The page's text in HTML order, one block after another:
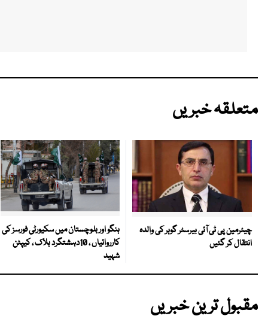
متعلقہ خبریں
چیئرمین پی ٹی آئی بیرسٹر گوہر کی والدہ
انتقال کر گئیں
ہنگو اور بلوچستان میں سکیورٹی فورسز کی
کارروائیاں ، 10دہشتگرد ہلاک ، کیپٹن
شہید
مقبول ترین خبریں